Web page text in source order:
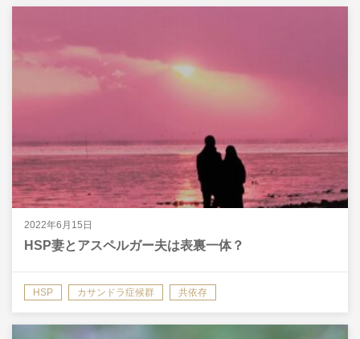
2022年6月15日
HSP妻とアスペルガー夫は表裏一体？
HSP カサンドラ症候群 共依存